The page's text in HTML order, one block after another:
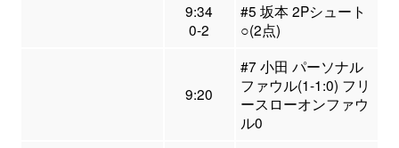
9:34
0-2
#5 坂本 2Pシュート
○(2点)
9:20
#7 小田 パーソナル
ファウル(1-1:0) フリ
ースローオンファウ
ル0